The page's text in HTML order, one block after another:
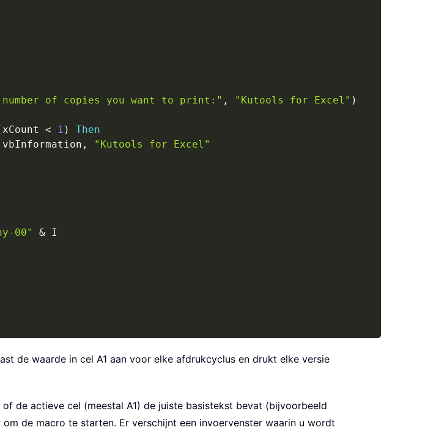
of copies you want to print:" , "Kutools for Excel" )
xCount < 1 )
Then
vbInformation ,
"Kutools for Excel"
00" & I
de waarde in cel A1 aan voor elke afdrukcyclus en drukt elke versie
de actieve cel (meestal A1) de juiste basistekst bevat (bijvoorbeeld
om de macro te starten. Er verschijnt een invoervenster waarin u wordt